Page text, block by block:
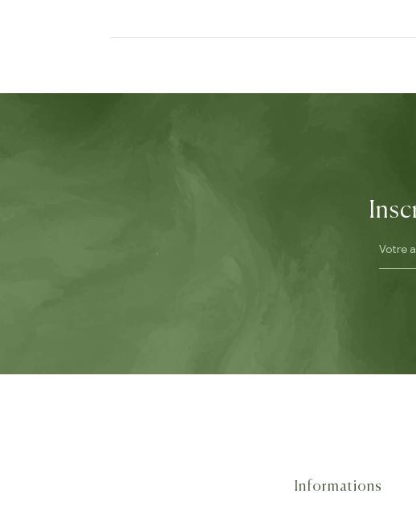
Informations